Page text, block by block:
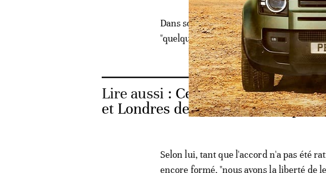
Dans son interview, Hussein a indiqué
"quelque peu préjudiciables pour le
Lire aussi : Centrafrique. Armes
et Londres demandent des
Selon lui, tant que l'accord n'a pas été
encore formé, "nous avons la liberté de